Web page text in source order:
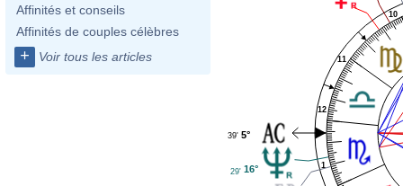
Affinités et conseils
Affinités de couples célèbres
+ Voir tous les articles
1
10
11
12
5°
39'
16°
29'